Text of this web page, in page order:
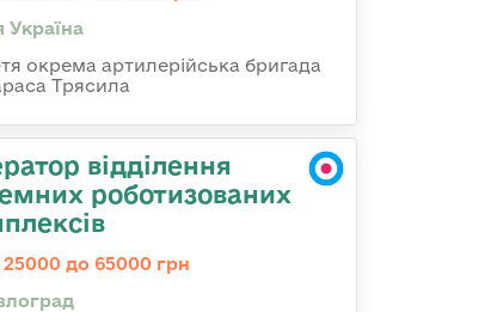
Україна
окрема артилерійська бригада
Трясила
відділення
роботизованих
25000 до 65000 грн